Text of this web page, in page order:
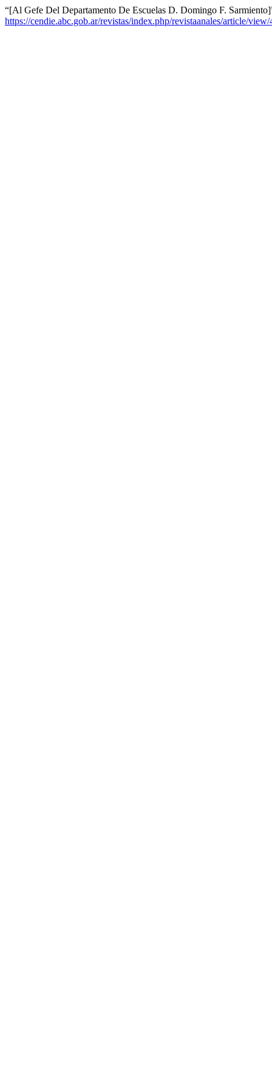
“[Al Gefe Del Departamento De Escuelas D. Domingo F.
https://cendie.abc.gob.ar/revistas/index.php/revistaanales/article/view/